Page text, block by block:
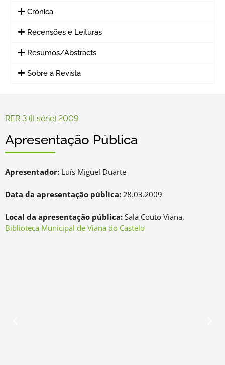
Crónica
Recensões e Leituras
Resumos/Abstracts
Sobre a Revista
RER 3 (II série) 2009
Apresentação Pública
Apresentador: Luís Miguel Duarte
Data da apresentação pública: 28.03.2009
Local da apresentação pública: Sala Couto Viana,
Biblioteca Municipal de Viana do Castelo